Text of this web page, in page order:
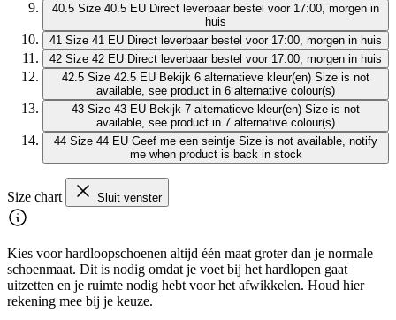
40.5 Size 40.5 EU Direct leverbaar bestel voor 17:00, morgen in
huis
41 Size 41 EU Direct leverbaar bestel voor 17:00, morgen in huis
42 Size 42 EU Direct leverbaar bestel voor 17:00, morgen in huis
42.5 Size 42.5 EU Bekijk 6 alternatieve kleur(en) Size is not
available, see product in 6 alternative colour(s)
43 Size 43 EU Bekijk 7 alternatieve kleur(en) Size is not
available, see product in 7 alternative colour(s)
44 Size 44 EU Geef me een seintje Size is not available, notify
me when product is back in stock
Size chart Sluit venster
Kies voor hardloopschoenen altijd één maat groter dan je normale
schoenmaat. Dit is nodig omdat je voet bij het hardlopen gaat
uitzetten en je ruimte nodig hebt voor het afwikkelen. Houd hier
rekening mee bij je keuze.